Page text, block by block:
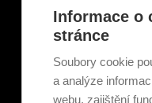
Informace o
stránce
Soubory cookie
a analýze
webu, zajištění